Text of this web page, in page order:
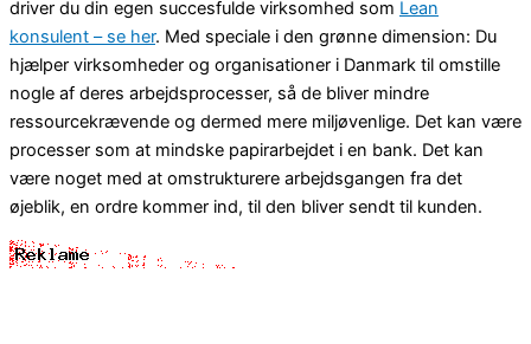
driver du din egen succesfulde virksomhed som Lean
konsulent – se her. Med speciale i den grønne dimension: Du
hjælper virksomheder og organisationer i Danmark til omstille
nogle af deres arbejdsprocesser, så de bliver mindre
ressourcekrævende og dermed mere miljøvenlige. Det kan være
processer som at mindske papirarbejdet i en bank. Det kan
være noget med at omstrukturere arbejdsgangen fra det
øjeblik, en ordre kommer ind, til den bliver sendt til kunden.